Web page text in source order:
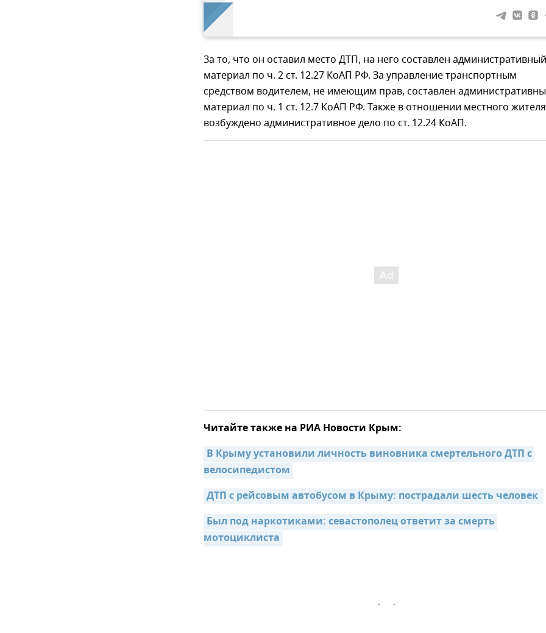
За то, что он оставил место ДТП, на него составлен административный
материал по ч. 2 ст. 12.27 КоАП РФ. За управление транспортным
средством водителем, не имеющим прав, составлен
материал по ч. 1 ст. 12.7 КоАП РФ. Также в отношении местного жителя
возбуждено административное дело по ст. 12.24 КоАП.
Читайте также на РИА Новости Крым:
В Крыму установили личность виновника смертельного ДТП с
велосипедистом
ДТП с рейсовым автобусом в Крыму: пострадали шесть человек
Был под наркотиками: севастополец ответит за смерть
мотоциклиста